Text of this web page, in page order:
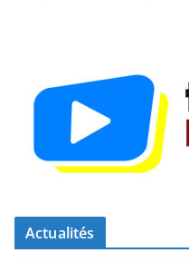
Actualités